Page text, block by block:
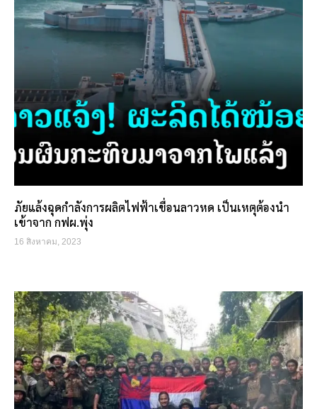
ภัยแล้งฉุดกำลังการผลิตไฟฟ้าเขื่อนลาวหด เป็นเหตุต้องนำ
เข้าจาก กฟผ.พุ่ง
16 สิงหาคม, 2023